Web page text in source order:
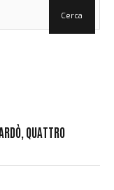
QUATTRO